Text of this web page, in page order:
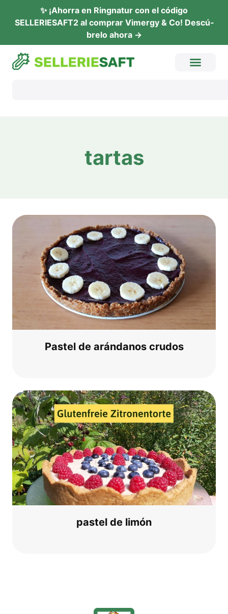
✨ ¡Ahor­ra en Ring­na­tur con el códi­go
SELLERIESAFT2 al com­prar Vimer­gy & Co! Descú­
b­re­lo ahora →
tar­tas
Pas­tel de aránd­a­nos crudos
pas­tel de limón